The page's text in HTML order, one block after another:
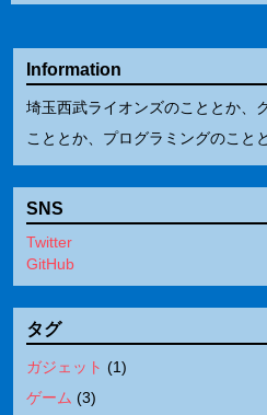
Information
埼玉西武ライオンズのこととか、
こととか、プログラミングのことと
SNS
Twitter
GitHub
タグ
ガジェット (1)
ゲーム (3)